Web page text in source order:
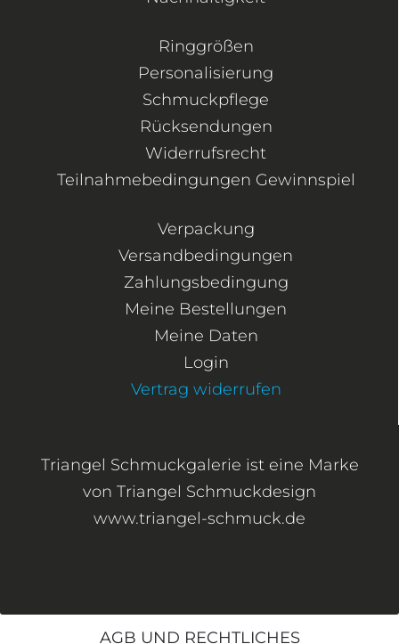
Ringgrößen
Personalisierung
Schmuckpflege
Rücksendungen
Widerrufsrecht
Teilnahmebedingungen Gewinnspiel
Verpackung
Versandbedingungen
Zahlungsbedingung
Meine Bestellungen
Meine Daten
Login
Vertrag widerrufen
Triangel Schmuckgalerie ist eine Marke
von Triangel Schmuckdesign
www.triangel-schmuck.de
AGB UND RECHTLICHES